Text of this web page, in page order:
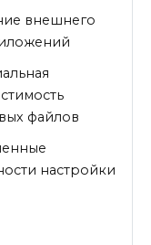
внешнего
файлов
настройки